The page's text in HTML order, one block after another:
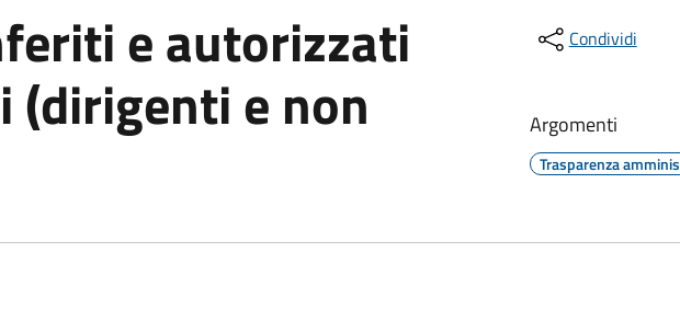
e autorizzati
(dirigenti e non
Condividi
Argomenti
Trasparenza